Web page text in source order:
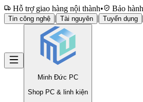
Hỗ trợ giao hàng nội thành• Bảo
Tin công nghệ | Tài nguyên | Tuyển dụng |
Minh Đức PC
Shop PC & linh kiện